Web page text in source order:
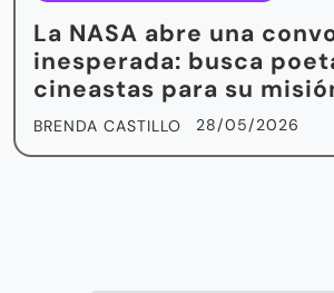
La NASA abre una
inesperada: busca
cineastas para su
BRENDA CASTILLO 28/05/2026